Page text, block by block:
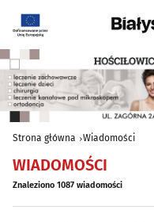
Strona główna Wiadomości
WIADOMOŚCI
Znaleziono 1087 wiadomości